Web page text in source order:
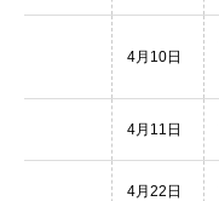
4月10日
4月11日
4月22日